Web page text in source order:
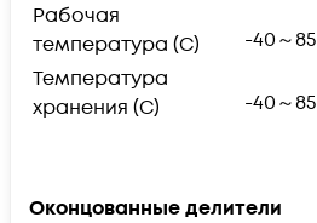
Рабочая
температура (С)
-40～85
Температура
хранения (С)
-40～85
Оконцованные делители